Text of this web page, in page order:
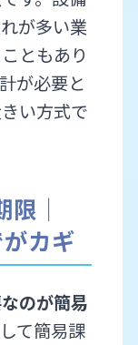
が多い業
ともあり
が必要と
い方式で
｜
カギ
のが簡易
て簡易課